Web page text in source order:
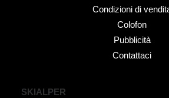
Condizioni di
Colofon
Pubblicità
Contattaci
SKIALPER